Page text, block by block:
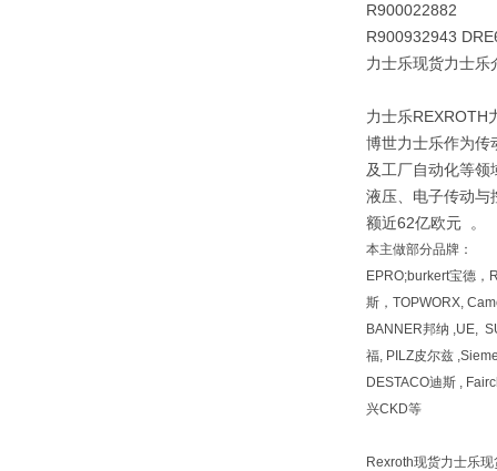
R900022882
R900932943
力士乐现货力士乐
力士乐REXROTH
博世力士乐作为传
及工厂自动化等领
液压、电子传动与
额近62亿欧元 。
本主做部分品牌：
EPRO;burkert宝德，
斯，TOPWORX,
BANNER邦纳 ,UE,
福, PILZ皮尔兹
DESTACO迪斯 ,
兴CKD等
Rexroth现货力士乐